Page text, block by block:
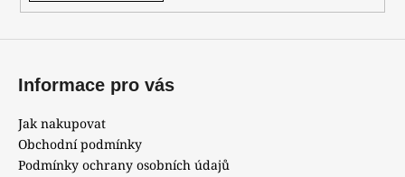
Informace pro vás
Jak nakupovat
Obchodní podmínky
Podmínky ochrany osobních údajů